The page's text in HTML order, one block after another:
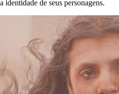
identidade de seus personagens.